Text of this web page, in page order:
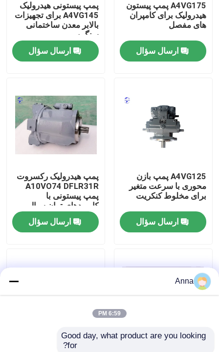
دربارهی ما
کنترل کیفیت
تماس با ما
موتور DEUTZ
A4VG175 پمپ پیستون
هیدرولیک برای کامپران
های مفصل
ارسال سؤال
پمپ پیستونی هیدرولیک
A4VG145 برای تجهیزات
بالابر معدن ساختمانی
سنگین
ارسال سؤال
A4VG125 پمپ بازن
محوری با سرعت متغیر
برای مخلوط کنکریت
ارسال سؤال
پمپ هیدرولیک رکسروت
A10VO74 DFLR31R
پمپ پیستونی با
کاربردهای توان سیال
شیاری
ارسال سؤال
پمپ هیدرولیک
Anna
6:59 PM
Good day, what product are you looking
for?